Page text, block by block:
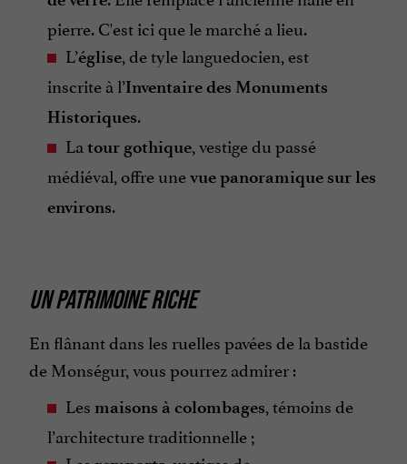
pierre. C'est ici que le marché a lieu.
L’église, de tyle languedocien, est
inscrite à l’Inventaire des Monuments
Historiques.
La tour gothique, vestige du passé
médiéval, offre unevue panoramique sur les
environs.
UN PATRIMOINE RICHE
En flânant dans les ruelles pavées de la bastide
de Monségur, vous pourrez admirer :
Les maisons à colombages , témoins de
l’architecture traditionnelle ;